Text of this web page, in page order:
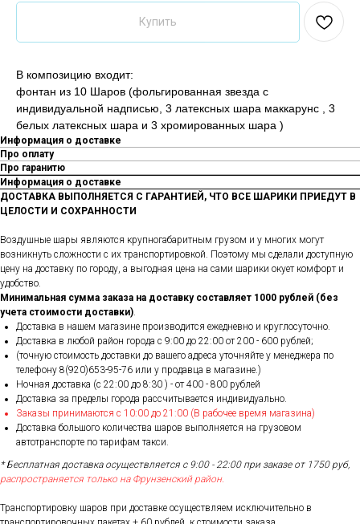
Купить
В композицию входит:
фонтан из 10 Шаров (фольгированная звезда с
индивидуальной надписью, 3 латексных шара маккарунс , 3
белых латексных шара и 3 хромированных шара )
Информация о доставке
Про оплату
Про гаранитю
Информация о доставке
ДОСТАВКА ВЫПОЛНЯЕТСЯ С ГАРАНТИЕЙ, ЧТО ВСЕ ШАРИКИ ПРИЕДУТ В
ЦЕЛОСТИ И СОХРАННОСТИ
Воздушные шары являются крупногабаритным грузом и у многих могут
возникнуть сложности с их транспортировкой. Поэтому мы сделали доступную
цену на доставку по городу, а выгодная цена на сами шарики окует комфорт и
удобство.
Минимальная сумма заказа на доставку составляет 1000 рублей (без
учета стоимости доставки).
Доставка в нашем магазине производится ежедневно и круглосуточно.
Доставка в любой район города c 9:00 до 22:00 от 200 - 600 рублей;
(точную стоимость доставки до вашего адреса уточняйте у менеджера по
телефону 8(920)653-95-76 или у продавца в магазине.)
Ночная доставка (с 22:00 до 8:30 ) - от 400 - 800 рублей
Доставка за пределы города рассчитывается индивидуально.
Заказы принимаются с 10:00 до 21:00 (В рабочее время магазина)
Доставка большого количества шаров выполняется на грузовом
автотранспорте по тарифам такси.
* Бесплатная доставка осуществляется с 9:00 - 22:00 при заказе от 1750 руб,
распространяется только на Фрунзенский район.
Транспортировку шаров при доставке осуществляем исключительно в